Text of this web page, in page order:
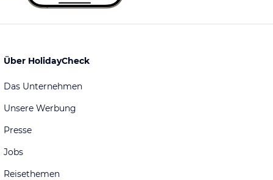
Über HolidayCheck
Das Unternehmen
Unsere Werbung
Presse
Jobs
Reisethemen